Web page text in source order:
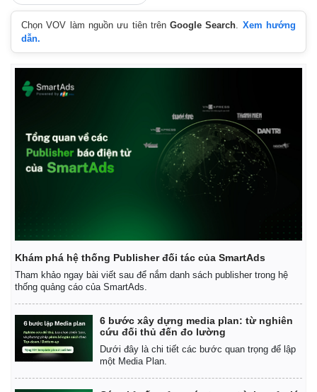
Khởi nghiệp
Thị trường
Giá vàng
Tiêu dùng
Tỷ giá
Chứng khoán
Giá cà phê
Chọn VOV làm nguồn ưu tiên trênGoogle Search. Xem hướng
dẫn.
Khám phá hệ thống Publisher đối tác của SmartAds
Tham khảo ngay bài viết sau để nắm danh sách publisher trong hệ
thống quảng cáo của SmartAds.
6 bước xây dựng media plan: từ nghiên
cứu đối thủ đến đo lường
Dưới đây là chi tiết các bước quan trọng để lập
một Media Plan.